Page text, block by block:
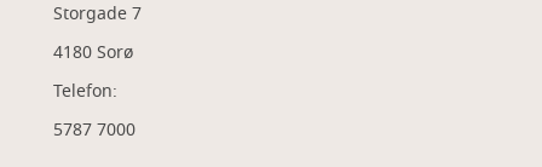
Storgade 7
4180 Sorø
Telefon:
5787 7000